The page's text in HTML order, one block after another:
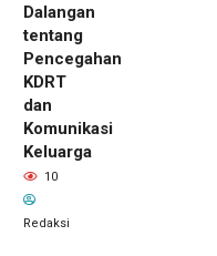
Dalangan
tentang
Pencegahan
KDRT
dan
Komunikasi
Keluarga
10
Redaksi